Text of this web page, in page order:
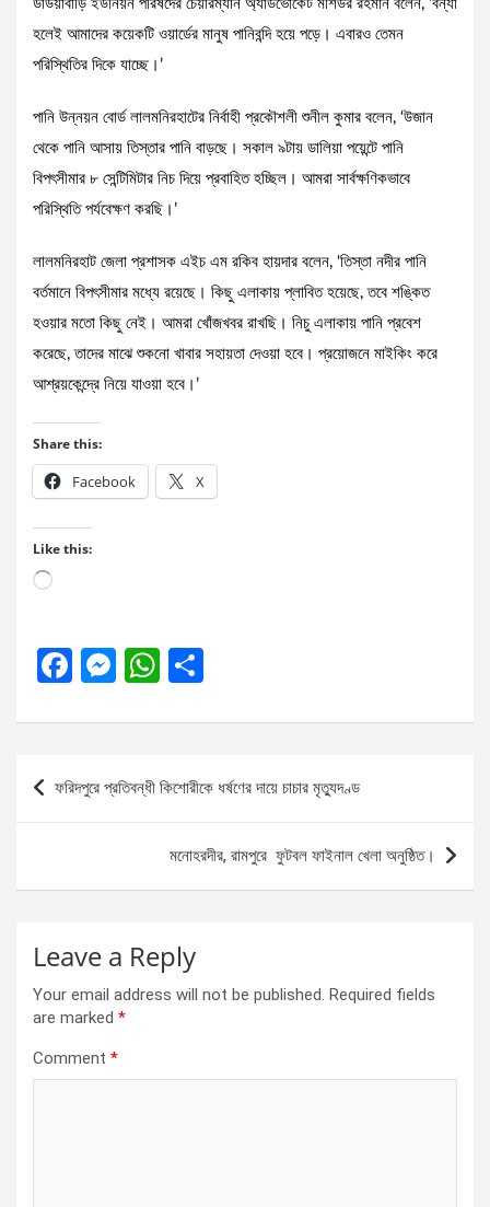
ডাউয়াবাড়ি ইউনিয়ন পরিষদের চেয়ারম্যান অ্যাডভোকেট মশিউর রহমান বলেন, ‘বন্যা
হলেই আমাদের কয়েকটি ওয়ার্ডের মানুষ পানিবন্দি হয়ে পড়ে। এবারও তেমন
পরিস্থিতির দিকে যাচ্ছে।’
পানি উন্নয়ন বোর্ড লালমনিরহাটের নির্বাহী প্রকৌশলী শুনীল কুমার বলেন, ‘উজান
থেকে পানি আসায় তিস্তার পানি বাড়ছে। সকাল ৯টায় ডালিয়া পয়েন্টে পানি
বিপৎসীমার ৮ সেন্টিমিটার নিচ দিয়ে প্রবাহিত হচ্ছিল। আমরা সার্বক্ষণিকভাবে
পরিস্থিতি পর্যবেক্ষণ করছি।’
লালমনিরহাট জেলা প্রশাসক এইচ এম রকিব হায়দার বলেন, ‘তিস্তা নদীর পানি
বর্তমানে বিপৎসীমার মধ্যে রয়েছে। কিছু এলাকায় প্লাবিত হয়েছে, তবে শঙ্কিত
হওয়ার মতো কিছু নেই। আমরা খোঁজখবর রাখছি। নিচু এলাকায় পানি প্রবেশ
করেছে, তাদের মাঝে শুকনো খাবার সহায়তা দেওয়া হবে। প্রয়োজনে মাইকিং করে
আশ্রয়কেন্দ্রে নিয়ে যাওয়া হবে।’
Share this:
Facebook X
Like this:
Loading…
F
ce
b
o
M
se
n
g
W
at
s
A
p
p
ar
Post
navigation
ফরিদপুরে প্রতিবন্ধী কিশোরীকে ধর্ষণের দায়ে চাচার মৃত্যুদণ্ড
মনোহরদীর, রামপুরে ফুটবল ফাইনাল খেলা অনুষ্ঠিত।
Leave a Reply
Your email address will not be published. Required fields
are marked *
Comment *